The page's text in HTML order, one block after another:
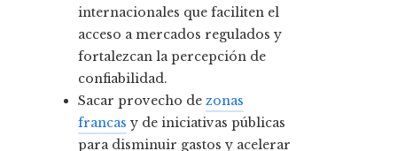
internacionales que faciliten el
acceso a mercados regulados y
fortalezcan la percepción de
confiabilidad.
Sacar provecho de zonas
francas y de iniciativas públicas
para disminuir gastos y acelerar